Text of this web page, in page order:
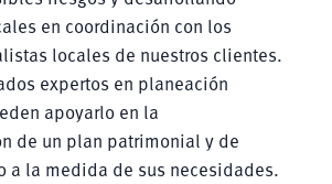
en coordinación con los
locales de nuestros clientes.
expertos en planeación
apoyarlo en la
de un plan patrimonial y de
a la medida de sus necesidades.